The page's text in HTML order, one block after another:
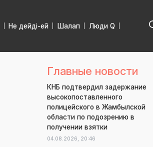
Не дейді-ей Шалап Люди Q
Главные новости
КНБ подтвердил задержание
высокопоставленного
полицейского в Жамбылской
области по подозрению в
получении взятки
04.08.2026, 20:46